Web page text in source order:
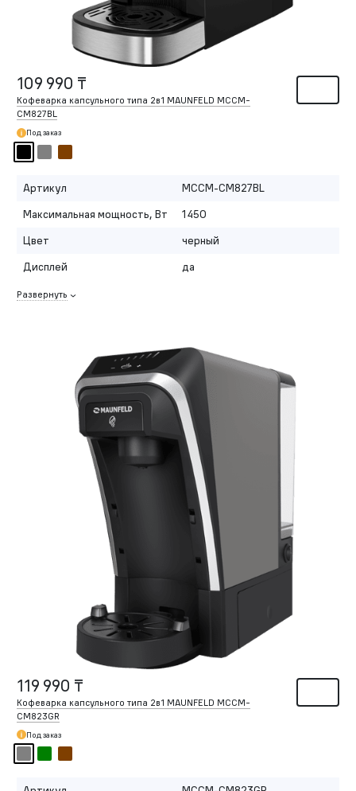
109 990 ₸
Кофеварка капсульного типа 2в1 MAUNFELD MCCM-
CM827BL
Под заказ
Артикул
MCCM-CM827BL
Максимальная мощность, Вт
1450
Цвет
черный
Дисплей
да
Развернуть
119 990 ₸
Кофеварка капсульного типа 2в1 MAUNFELD MCCM-
CM823GR
Под заказ